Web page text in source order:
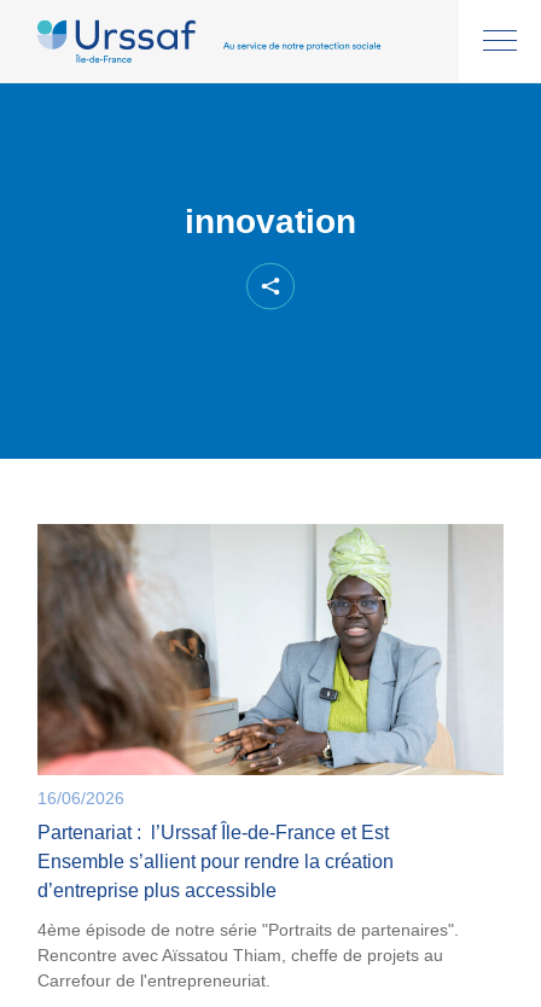
innovation
16/06/2026
Partenariat : l’Urssaf Île-de-France et Est
Ensemble s’allient pour rendre la création
d’entreprise plus accessible
4ème épisode de notre série "Portraits de partenaires".
Rencontre avec Aïssatou Thiam, cheffe de projets au
Carrefour de l'entrepreneuriat.